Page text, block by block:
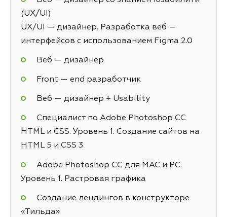
(UX/UI)
UX/UI — дизайнер. Разработка веб —
интерфейсов с использованием Figma 2.0
Веб — дизайнер
Front — end разработчик
Веб — дизайнер + Usability
Специалист по Adobe Photoshop СС
HTML и CSS. Уровень 1. Создание сайтов на
HTML 5 и СSS 3
Adobe Photoshop CC для MAC и PC.
Уровень 1. Растровая графика
Создание лендингов в конструкторе
«Тильда»